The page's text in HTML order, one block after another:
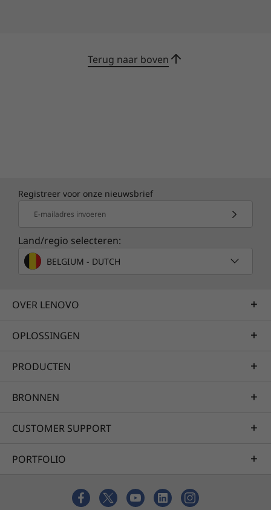
Realtime oplossingen, meteen de eerste
Bestand tegen het leven
Net als de meeste mensen krijg je
dag: werk, kinderen, huisdieren, huishouden,
kan gebeuren. Laptops die vallen, gemorste
zorgen te maken. Bij dit optionele
vaste termijn zijn de kosten van onverwachte
belangrijker is, je weet zeker dat we je helpen
Terug naar boven
Registreer voor onze nieuwsbrief
E-mailadres invoeren
Land/regio selecteren:
BELGIUM - DUTCH
OVER LENOVO
OPLOSSINGEN
PRODUCTEN
BRONNEN
CUSTOMER SUPPORT
PORTFOLIO